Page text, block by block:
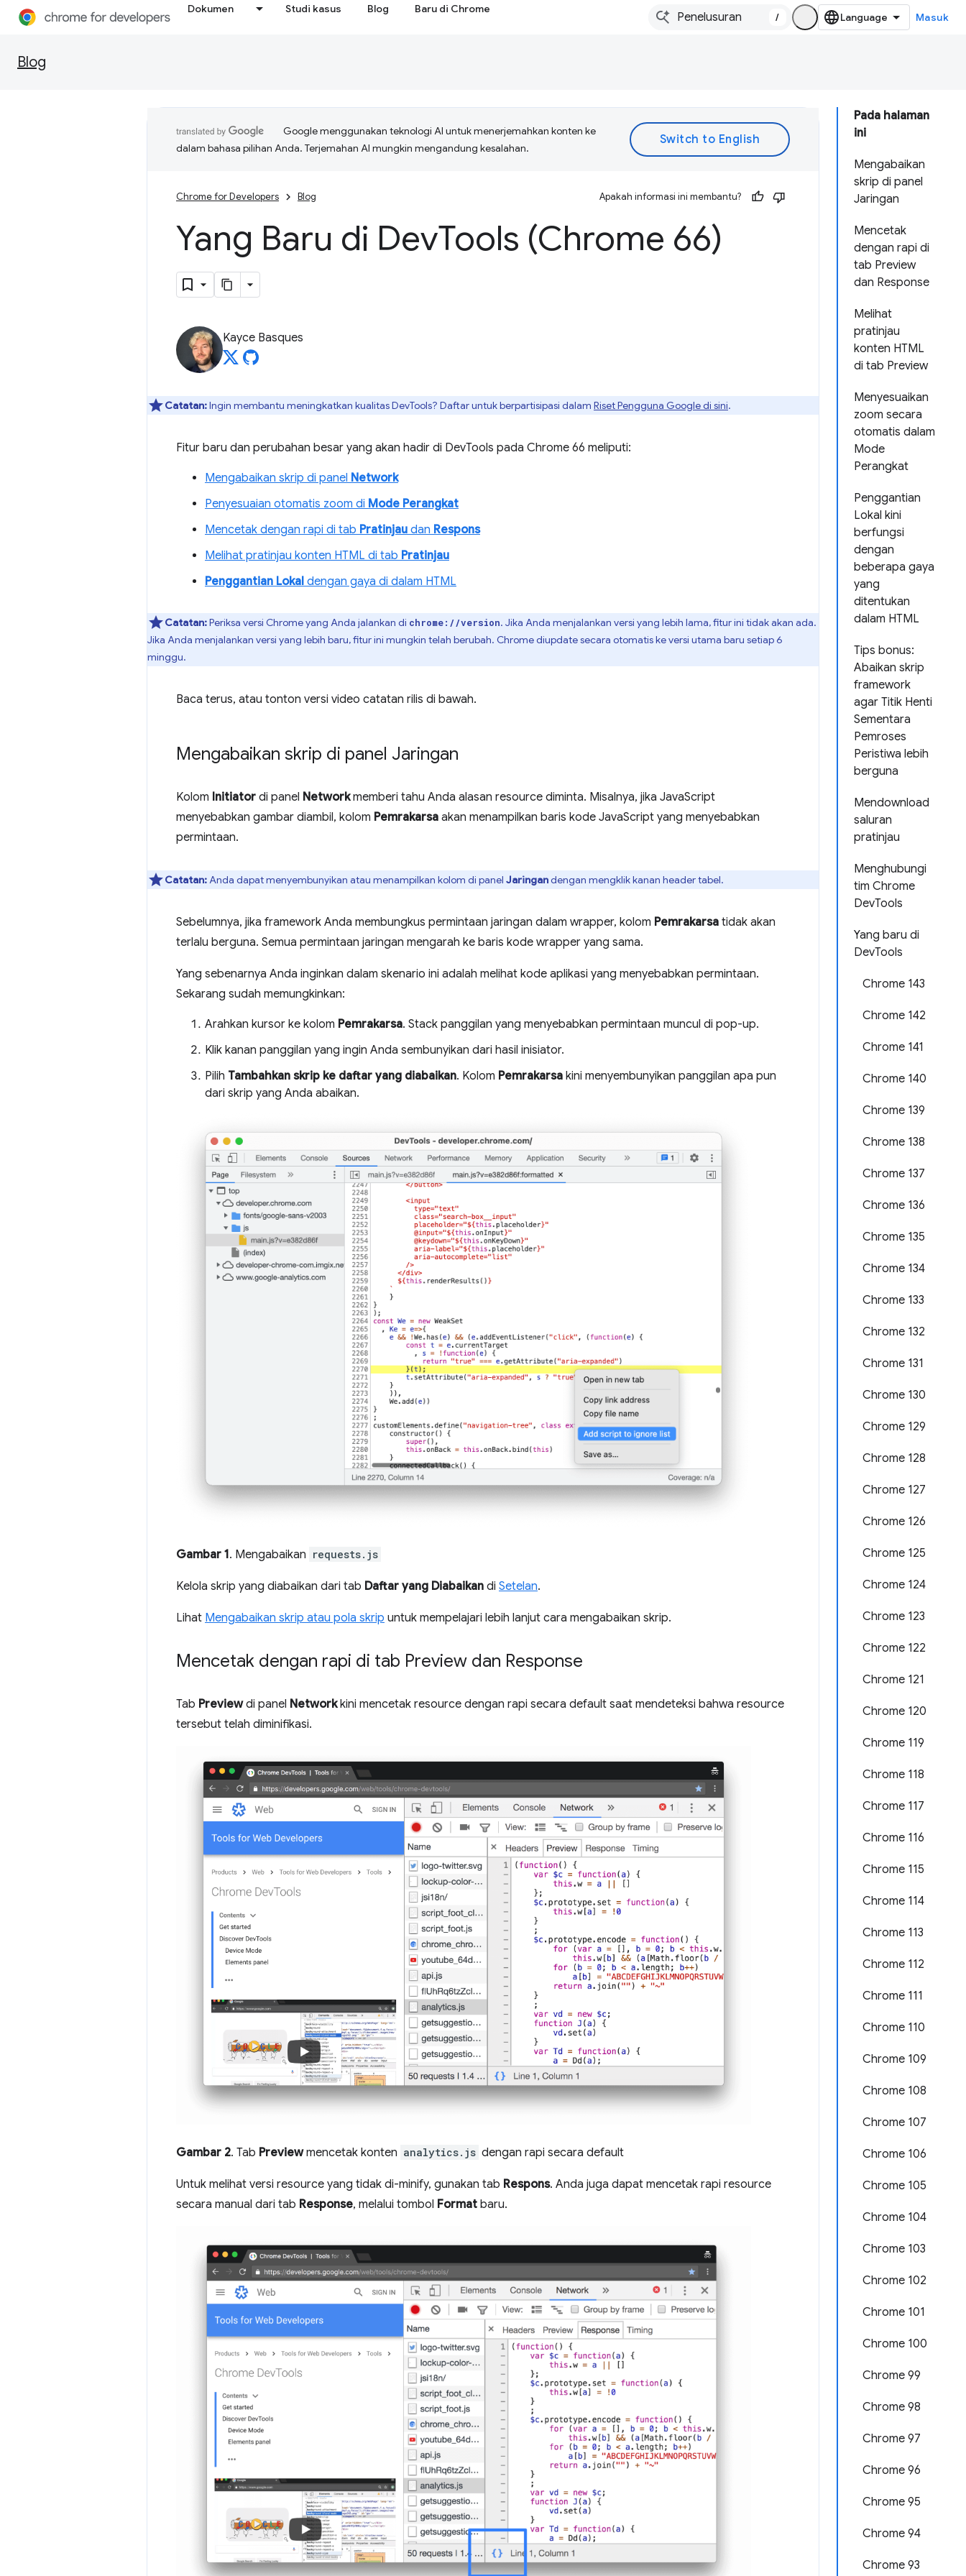
Dokumen Studi kasus Blog Baru di Chrome
/ Masuk
Blog
Pada halaman
ini
Mengabaikan
skrip di panel
Jaringan
Mencetak
dengan rapi di
tab Preview
dan Response
Melihat
pratinjau
konten HTML
di tab Preview
Menyesuaikan
zoom secara
otomatis dalam
Mode
Perangkat
Penggantian
Lokal kini
berfungsi
dengan
beberapa gaya
yang
ditentukan
dalam HTML
Tips bonus:
Abaikan skrip
framework
agar Titik Henti
Sementara
Pemroses
Peristiwa lebih
berguna
Mendownload
saluran
pratinjau
Menghubungi
tim Chrome
DevTools
Yang baru di
DevTools
Chrome 143
Chrome 142
Chrome 141
Chrome 140
Chrome 139
Chrome 138
Chrome 137
Chrome 136
Chrome 135
Chrome 134
Chrome 133
Chrome 132
Chrome 131
Chrome 130
Chrome 129
Chrome 128
Chrome 127
Chrome 126
Chrome 125
Chrome 124
Chrome 123
Chrome 122
Chrome 121
Chrome 120
Chrome 119
Chrome 118
Chrome 117
Chrome 116
Chrome 115
Chrome 114
Chrome 113
Chrome 112
Chrome 111
Chrome 110
Chrome 109
Chrome 108
Chrome 107
Chrome 106
Chrome 105
Chrome 104
Chrome 103
Chrome 102
Chrome 101
Chrome 100
Chrome 99
Chrome 98
Chrome 97
Chrome 96
Chrome 95
Chrome 94
Chrome 93
Google menggunakan teknologi AI untuk menerjemahkan konten ke
dalam bahasa pilihan Anda. Terjemahan AI mungkin mengandung kesalahan.
Chrome for Developers Blog Apakah informasi ini membantu?
Yang Baru di DevTools (Chrome 66)
Kayce Basques
Catatan:Ingin membantu meningkatkan kualitas DevTools? Daftar untuk berpartisipasi dalam Riset Pengguna Google di sini.
Fitur baru dan perubahan besar yang akan hadir di DevTools pada Chrome 66 meliputi:
Mengabaikan skrip di panel Network
Penyesuaian otomatis zoom di Mode Perangkat
Mencetak dengan rapi di tab Pratinjau dan Respons
Melihat pratinjau konten HTML di tab Pratinjau
Penggantian Lokal dengan gaya di dalam HTML
Catatan:Periksa versi Chrome yang Anda jalankan di chrome://version. Jika Anda menjalankan versi yang lebih lama, fitur ini tidak akan ada.
Jika Anda menjalankan versi yang lebih baru, fitur ini mungkin telah berubah. Chrome diupdate secara otomatis ke versi utama baru setiap 6
minggu.
Baca terus, atau tonton versi video catatan rilis di bawah.
Mengabaikan skrip di panel Jaringan
Kolom Initiator di panel Networkmemberi tahu Anda alasan resource diminta. Misalnya, jika JavaScript
menyebabkan gambar diambil, kolom Pemrakarsa akan menampilkan baris kode JavaScript yang menyebabkan
permintaan.
Catatan:Anda dapat menyembunyikan atau menampilkan kolom di panel Jaringandengan mengklik kanan header tabel.
Sebelumnya, jika framework Anda membungkus permintaan jaringan dalam wrapper, kolom Pemrakarsa tidak akan
terlalu berguna. Semua permintaan jaringan mengarah ke baris kode wrapper yang sama.
Yang sebenarnya Anda inginkan dalam skenario ini adalah melihat kode aplikasi yang menyebabkan permintaan.
Sekarang sudah memungkinkan:
Arahkan kursor ke kolom Pemrakarsa. Stack panggilan yang menyebabkan permintaan muncul di pop-up.
Klik kanan panggilan yang ingin Anda sembunyikan dari hasil inisiator.
Pilih Tambahkan skrip ke daftar yang diabaikan. Kolom Pemrakarsa kini menyembunyikan panggilan apa pun
dari skrip yang Anda abaikan.
Gambar 1. Mengabaikan requests.js
Kelola skrip yang diabaikan dari tab Daftar yang Diabaikan di Setelan.
Lihat Mengabaikan skrip atau pola skrip untuk mempelajari lebih lanjut cara mengabaikan skrip.
Mencetak dengan rapi di tab Preview dan Response
Tab Previewdi panel Networkkini mencetak resource dengan rapi secara default saat mendeteksi bahwa resource
tersebut telah diminifikasi.
Gambar 2. Tab Previewmencetak konten analytics.js dengan rapi secara default
Untuk melihat versi resource yang tidak di-minify, gunakan tab Respons. Anda juga dapat mencetak rapi resource
secara manual dari tab Response, melalui tombol Format baru.